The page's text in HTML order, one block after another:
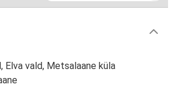
Elva vald, Metsalaane küla